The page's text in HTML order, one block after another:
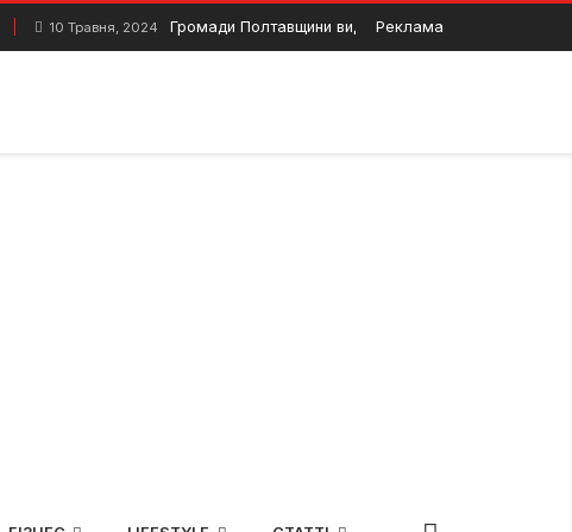
10 Травня, 2024 Громади Полтавщини виділили кошти на ремонт
Реклама